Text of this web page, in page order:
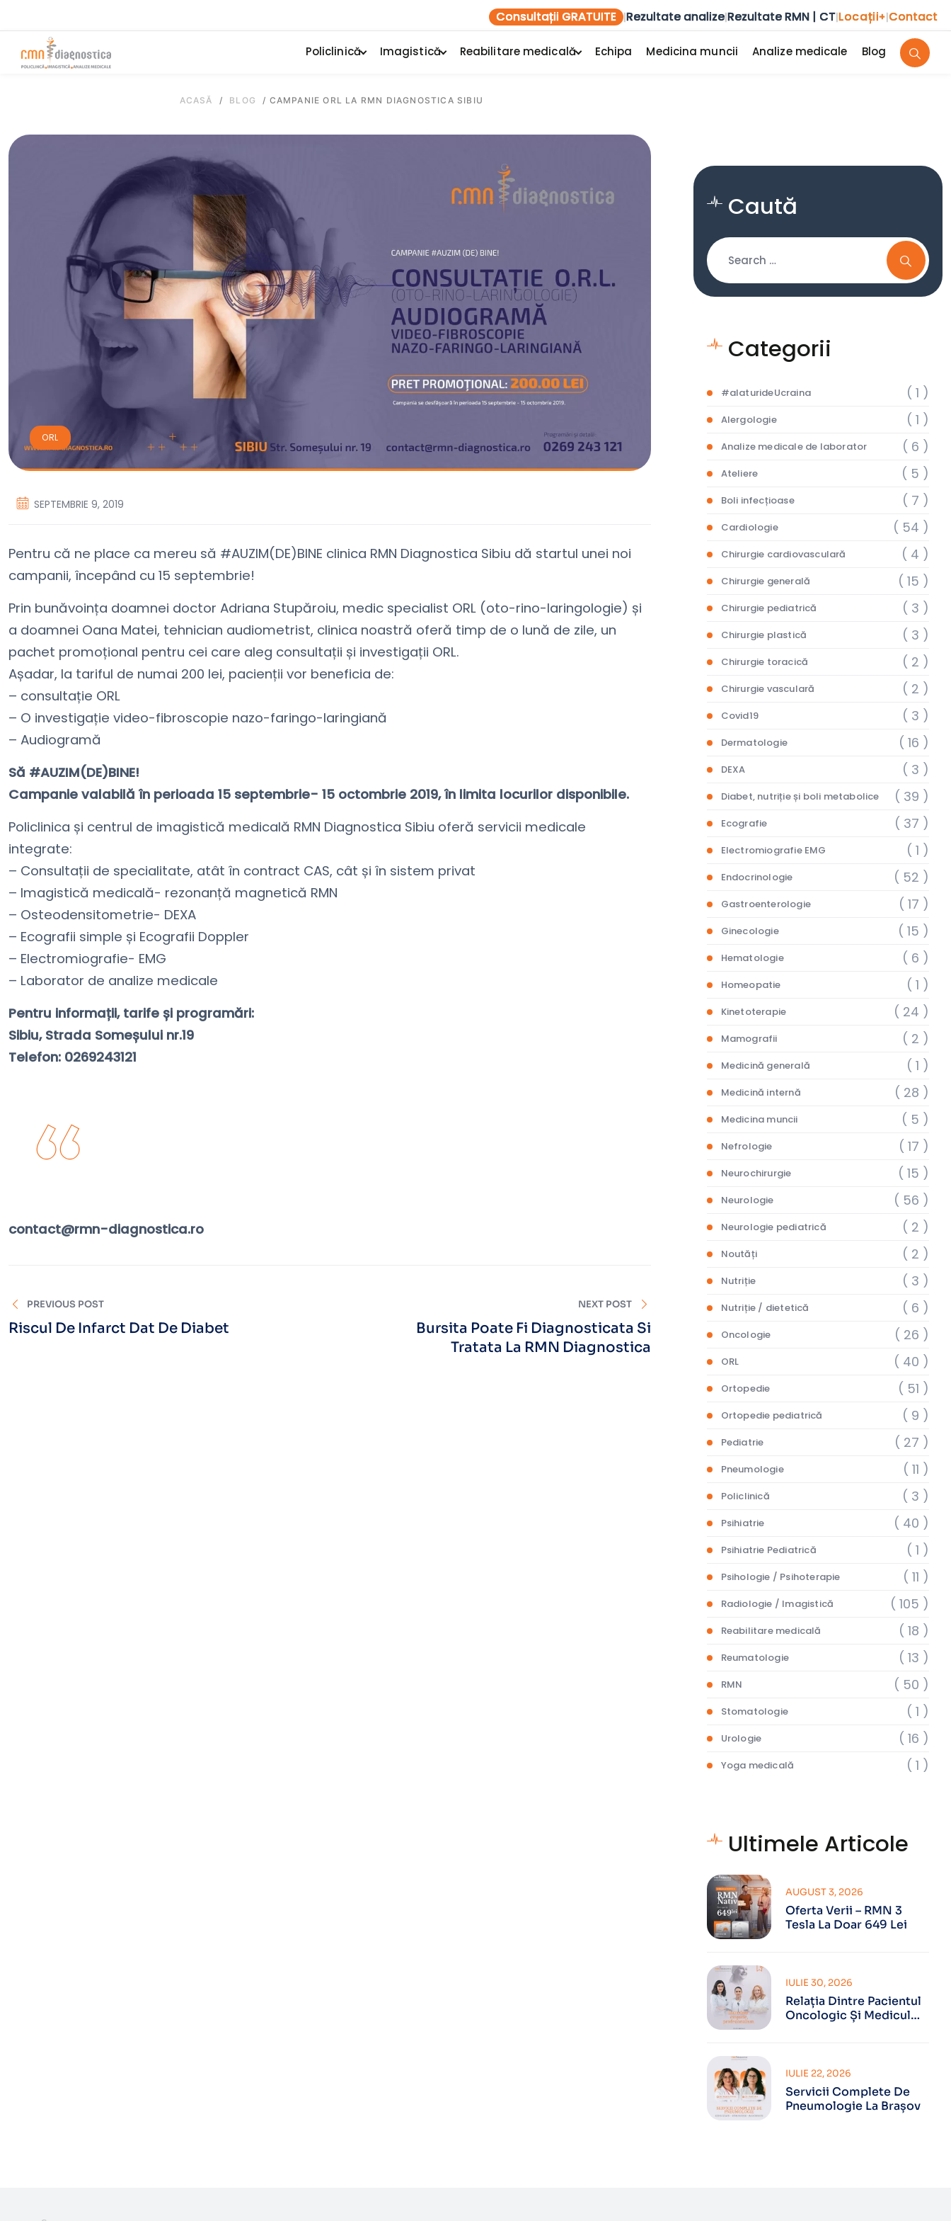
Consultații GRATUITE |Rezultate analize|Rezultate RMN | CT|Locații+|Contact
Policlinică Imagistică Reabilitare medicală Echipa Medicina muncii Analize medicale Blog
ACASĂ / BLOG / CAMPANIE ORL LA RMN DIAGNOSTICA SIBIU
ORL
SEPTEMBRIE 9, 2019
Pentru că ne place ca mereu să #AUZIM(DE)BINE clinica RMN Diagnostica Sibiu dă startul unei noi
campanii, începând cu 15 septembrie!
Prin bunăvoința doamnei doctor Adriana Stupăroiu, medic specialist ORL (oto-rino-laringologie) și
a doamnei Oana Matei, tehnician audiometrist, clinica noastră oferă timp de o lună de zile, un
pachet promoțional pentru cei care aleg consultații și investigații ORL.
Așadar, la tariful de numai 200 lei, pacienții vor beneficia de:
– consultație ORL
– O investigație video-fibroscopie nazo-faringo-laringiană
– Audiogramă
Să #AUZIM(DE)BINE!
Campanie valabilă în perioada 15 septembrie- 15 octombrie 2019, în limita locurilor disponibile.
Policlinica și centrul de imagistică medicală RMN Diagnostica Sibiu oferă servicii medicale
integrate:
– Consultații de specialitate, atât în contract CAS, cât și în sistem privat
– Imagistică medicală- rezonanță magnetică RMN
– Osteodensitometrie- DEXA
– Ecografii simple și Ecografii Doppler
– Electromiografie- EMG
– Laborator de analize medicale
Pentru informații, tarife și programări:
Sibiu, Strada Someșului nr.19
Telefon: 0269243121
contact@rmn-diagnostica.ro
PREVIOUS POST
Riscul De Infarct Dat De Diabet
NEXT POST
Bursita Poate Fi Diagnosticata Si
Tratata La RMN Diagnostica
Caută
Categorii
#alaturideUcraina ( 1 )
Alergologie ( 1 )
Analize medicale de laborator ( 6 )
Ateliere ( 5 )
Boli infecțioase ( 7 )
Cardiologie ( 54 )
Chirurgie cardiovasculară ( 4 )
Chirurgie generală ( 15 )
Chirurgie pediatrică ( 3 )
Chirurgie plastică ( 3 )
Chirurgie toracică ( 2 )
Chirurgie vasculară ( 2 )
Covid19 ( 3 )
Dermatologie ( 16 )
DEXA ( 3 )
Diabet, nutriție și boli metabolice ( 39 )
Ecografie ( 37 )
Electromiografie EMG ( 1 )
Endocrinologie ( 52 )
Gastroenterologie ( 17 )
Ginecologie ( 15 )
Hematologie ( 6 )
Homeopatie ( 1 )
Kinetoterapie ( 24 )
Mamografii ( 2 )
Medicină generală ( 1 )
Medicină internă ( 28 )
Medicina muncii ( 5 )
Nefrologie ( 17 )
Neurochirurgie ( 15 )
Neurologie ( 56 )
Neurologie pediatrică ( 2 )
Noutăți ( 2 )
Nutriție ( 3 )
Nutriție / dietetică ( 6 )
Oncologie ( 26 )
ORL ( 40 )
Ortopedie ( 51 )
Ortopedie pediatrică ( 9 )
Pediatrie ( 27 )
Pneumologie ( 11 )
Policlinică ( 3 )
Psihiatrie ( 40 )
Psihiatrie Pediatrică ( 1 )
Psihologie / Psihoterapie ( 11 )
Radiologie / Imagistică ( 105 )
Reabilitare medicală ( 18 )
Reumatologie ( 13 )
RMN ( 50 )
Stomatologie ( 1 )
Urologie ( 16 )
Yoga medicală ( 1 )
Ultimele Articole
Oferta Verii – RMN 3
Tesla La Doar 649 Lei
AUGUST 3, 2026
Relația Dintre Pacientul
Oncologic Și Medicul
IULIE 30, 2026
Servicii Complete De
Pneumologie La Brașov
IULIE 22, 2026